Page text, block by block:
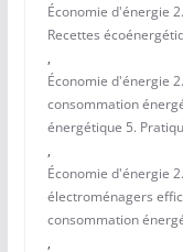
Économie d'énergie
Recettes
,
Économie d'énergie
consommation
énergétique 5.
,
Économie d'énergie
électroménagers
consommation
,